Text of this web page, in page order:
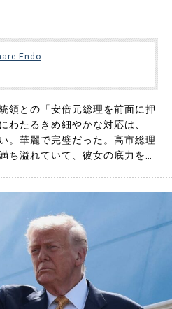
Endo
領との「安倍元総理を前面に押
わたるきめ細やかな対応は、
。華麗で完璧だった。高市総理
ち溢れていて、彼女の底力を遺
る人は一人もいなかったと言っ